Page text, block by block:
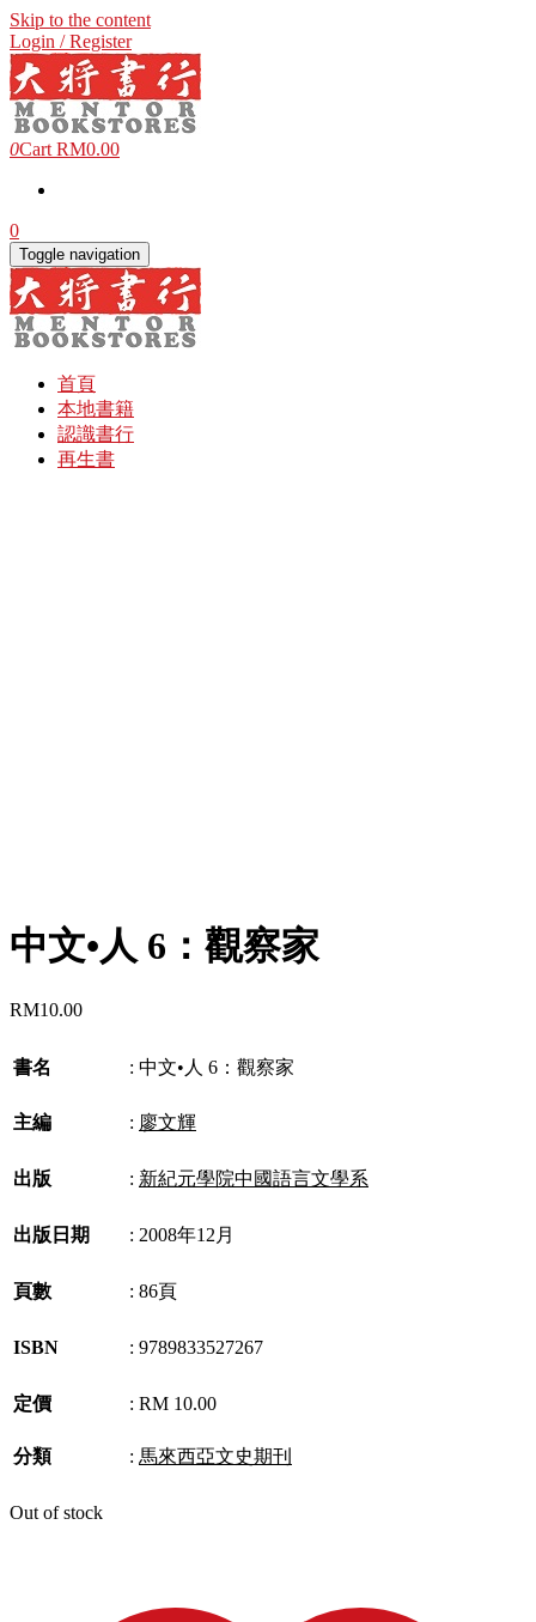
Skip to the content
Login / Register
0Cart RM0.00
0
Toggle navigation
首頁
本地書籍
認識書行
再生書
中文•人 6：觀察家
RM10.00
書名 : 中文•人 6：觀察家
主編 : 廖文輝
出版 : 新紀元學院中國語言文學系
出版日期 : 2008年12月
頁數 : 86頁
ISBN : 9789833527267
定價 : RM 10.00
分類 : 馬來西亞文史期刊
Out of stock